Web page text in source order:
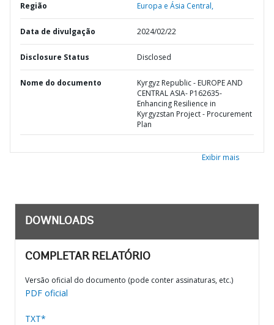
Região Europa e Ásia Central,
Data de divulgação 2024/02/22
Disclosure Status Disclosed
Nome do documento
Kyrgyz Republic - EUROPE AND
CENTRAL ASIA- P162635-
Enhancing Resilience in
Kyrgyzstan Project - Procurement
Plan
Exibir mais
DOWNLOADS
COMPLETAR RELATÓRIO
Versão oficial do documento (pode conter assinaturas, etc.)
PDF oficial
TXT*